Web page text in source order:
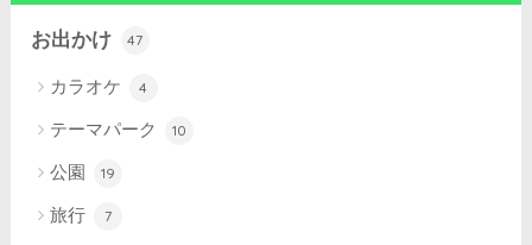
お出かけ 47
カラオケ 4
テーマパーク 10
公園 19
旅行 7